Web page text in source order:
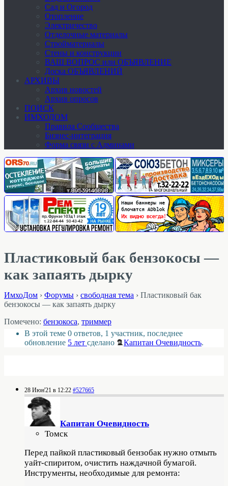
Сад и Огород
Отопление
Электричество
Отделочные материалы
Стройматериалы
Стены и конструкции
ВАШ ВОПРОС или ОБЪЯВЛЕНИЕ
Доска ОБЪЯВЛЕНИЙ
АРХИВЫ
Архив новостей
Архив опросов
ПОИСК
ИМХОДОМ
Правила Сообщества
Бизнес-интеграция
Форма связи с Админами
Пластиковый бак бензокосы —
как запаять дырку
ИмхоДом › Форумы › свободная тема › Пластиковый бак
бензокосы — как запаять дырку
Помечено: бензокоса, триммер
В этой теме 0 ответов, 1 участник, последнее
обновление 5 лет сделано Капитан Очевидность.
28 Июн'21 в 12:22 #527665
Капитан Очевидность
Томск
Перед пайкой пластиковый бензобак нужно отмыть
уайт-спиритом, очистить наждачной бумагой.
Инструменты, необходимые для ремонта: